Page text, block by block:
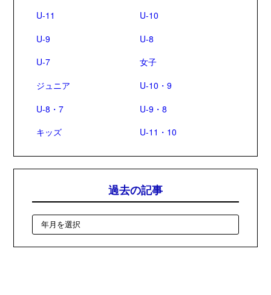
U-11
U-10
U-9
U-8
U-7
女子
ジュニア
U-10・9
U-8・7
U-9・8
キッズ
U-11・10
過去の記事